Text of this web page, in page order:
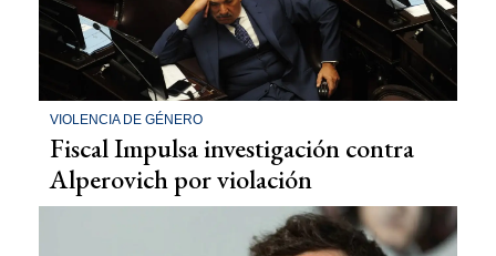
VIOLENCIA DE GÉNERO
Fiscal Impulsa investigación contra
Alperovich por violación